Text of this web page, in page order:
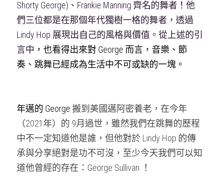
Shorty George)、Frankie Manning 齊名的舞者！他
們三位都是在那個年代獨樹一格的舞者，透過
Lindy Hop 展現出自己的風格與價值。從上述的引
言中 ，也看得出來對 George 而言，音樂、節
奏、跳舞已經成為生活中不可或缺的一塊。
年邁的 George 搬到美國邁阿密養老，在今年
（2021年）的 9月過世，雖然我們在跳舞的歷程
中不一定知道他是誰，但他對於 Lindy Hop 的傳
承與分享絕對是功不可沒，至少今天我們可以知
道他曾經的存在：George Sullivan ！